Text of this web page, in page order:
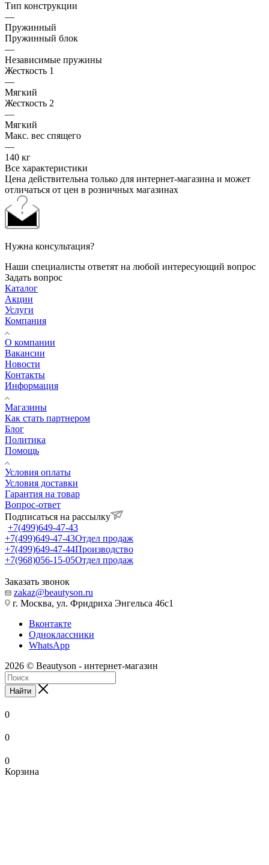
Тип конструкции
—
Пружинный
Пружинный блок
—
Независимые пружины
Жесткость 1
—
Мягкий
Жесткость 2
—
Мягкий
Макс. вес спящего
—
140 кг
Все характеристики
Цена действительна только для интернет-магазина и может
отличаться от цен в розничных магазинах
Нужна консультация?
Наши специалисты ответят на любой интересующий вопрос
Задать вопрос
Каталог
Акции
Услуги
Компания
О компании
Вакансии
Новости
Контакты
Информация
Магазины
Как стать партнером
Блог
Политика
Помощь
Условия оплаты
Условия доставки
Гарантия на товар
Вопрос-ответ
Подписаться на рассылку
+7(499)649-47-43
+7(499)649-47-43Отдел продаж
+7(499)649-47-44Производство
+7(968)056-15-05Отдел продаж
Заказать звонок
zakaz@beautyson.ru
г. Москва, ул. Фридриха Энгельса 46с1
Вконтакте
Одноклассники
WhatsApp
2026 © Beautyson - интернет-магазин
Найти
0
0
0
Корзина